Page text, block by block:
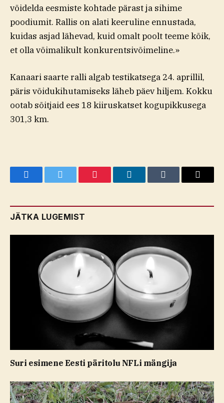
võidelda eesmiste kohtade pärast ja sihime
poodiumit. Rallis on alati keeruline ennustada,
kuidas asjad lähevad, kuid omalt poolt teeme kõik,
et olla võimalikult konkurentsivõimeline.»
Kanaari saarte ralli algab testikatsega 24. aprillil,
päris võidukihutamiseks läheb päev hiljem. Kokku
ootab sõitjaid ees 18 kiiruskatset kogupikkusega
301,3 km.
FacebookTwitter Pinterest LinkedInTumblr Email
JÄTKA LUGEMIST
Suri esimene Eesti päritolu NFLi mängija